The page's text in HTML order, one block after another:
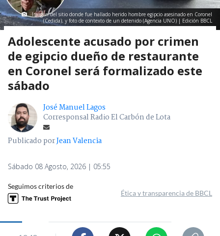
Imagen del sitio donde fue hallado herido hombre egipcio asesinado en Coronel
(Cedida); y foto de contexto de un detenido (Agencia UNO) | Edición BBCL
Adolescente acusado por crimen
de egipcio dueño de restaurante
en Coronel será formalizado este
sábado
José Manuel Lagos
Corresponsal Radio El Carbón de Lota
Publicado porJean Valencia
Sábado 08 Agosto, 2026 | 05:55
Seguimos criterios de
Ética y transparencia de BBCL